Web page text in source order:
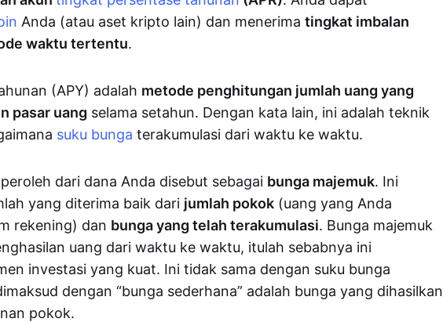
Anda (atau aset kripto lain) dan menerima tingkat imbalan
waktu tertentu.
(APY) adalah metode penghitungan jumlah uang yang
pasar uang selama setahun. Dengan kata lain, ini adalah teknik
suku bunga terakumulasi dari waktu ke waktu.
dari dana Anda disebut sebagai bunga majemuk. Ini
yang diterima baik dari jumlah pokok (uang yang Anda
rekening) dan bunga yang telah terakumulasi. Bunga majemuk
uang dari waktu ke waktu, itulah sebabnya ini
investasi yang kuat. Ini tidak sama dengan suku bunga
dengan “bunga sederhana” adalah bunga yang dihasilkan
pokok.